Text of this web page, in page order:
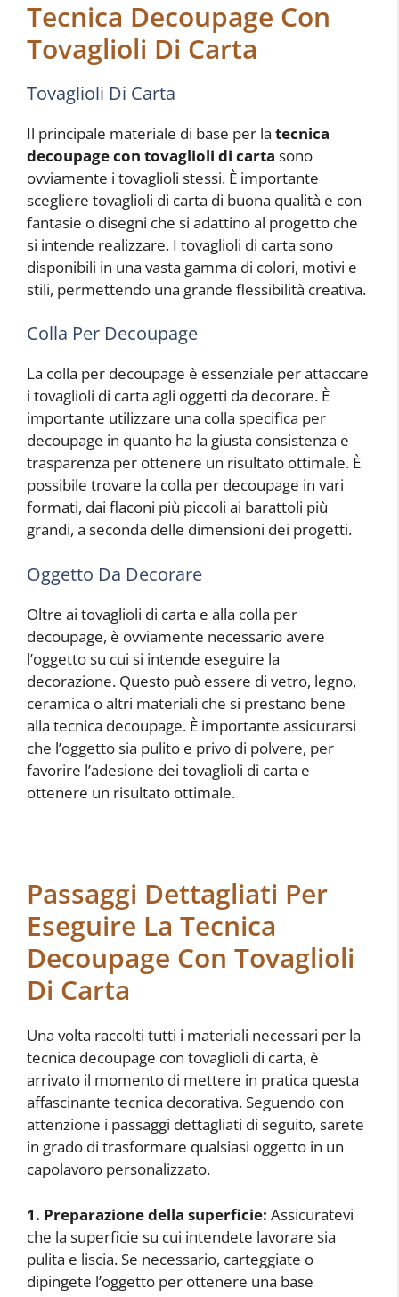
Tecnica Decoupage Con
Tovaglioli Di Carta
Tovaglioli Di Carta
Il principale materiale di base per la tecnica
decoupage con tovaglioli di carta sono
ovviamente i tovaglioli stessi. È importante
scegliere tovaglioli di carta di buona qualità e con
fantasie o disegni che si adattino al progetto che
si intende realizzare. I tovaglioli di carta sono
disponibili in una vasta gamma di colori, motivi e
stili, permettendo una grande flessibilità creativa.
Colla Per Decoupage
La colla per decoupage è essenziale per attaccare
i tovaglioli di carta agli oggetti da decorare. È
importante utilizzare una colla specifica per
decoupage in quanto ha la giusta consistenza e
trasparenza per ottenere un risultato ottimale. È
possibile trovare la colla per decoupage in vari
formati, dai flaconi più piccoli ai barattoli più
grandi, a seconda delle dimensioni dei progetti.
Oggetto Da Decorare
Oltre ai tovaglioli di carta e alla colla per
decoupage, è ovviamente necessario avere
l’oggetto su cui si intende eseguire la
decorazione. Questo può essere di vetro, legno,
ceramica o altri materiali che si prestano bene
alla tecnica decoupage. È importante assicurarsi
che l’oggetto sia pulito e privo di polvere, per
favorire l’adesione dei tovaglioli di carta e
ottenere un risultato ottimale.
Passaggi Dettagliati Per
Eseguire La Tecnica
Decoupage Con Tovaglioli
Di Carta
Una volta raccolti tutti i materiali necessari per la
tecnica decoupage con tovaglioli di carta, è
arrivato il momento di mettere in pratica questa
affascinante tecnica decorativa. Seguendo con
attenzione i passaggi dettagliati di seguito, sarete
in grado di trasformare qualsiasi oggetto in un
capolavoro personalizzato.
1. Preparazione della superficie: Assicuratevi
che la superficie su cui intendete lavorare sia
pulita e liscia. Se necessario, carteggiate o
dipingete l’oggetto per ottenere una base